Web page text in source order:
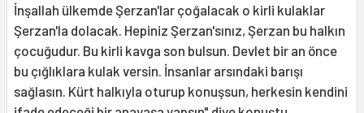
İnşallah ülkemde Şerzan'lar çoğalacak o kirli kulaklar
Şerzan'la dolacak. Hepiniz Şerzan'sınız, Şerzan bu halkın
çocuğudur. Bu kirli kavga son bulsun. Devlet bir an önce
bu çığlıklara kulak versin. İnsanlar arsındaki barışı
sağlasın. Kürt halkıyla oturup konuşsun, herkesin kendini